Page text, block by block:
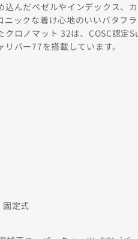
込んだベゼルやインデックス、
ニックな着け心地のいいバタフ
クロノマット 32は、COSC認
バー77を搭載しています。
固定式